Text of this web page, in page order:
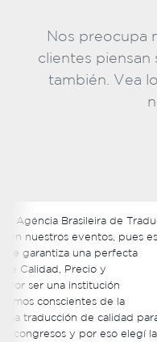
Nos preocupa
clientes
también. Vea
No solamente
sino que además de
pedidos fueron
profesionales de la
fueron muy
algunos de los
excelente tratar con
Brasileira de